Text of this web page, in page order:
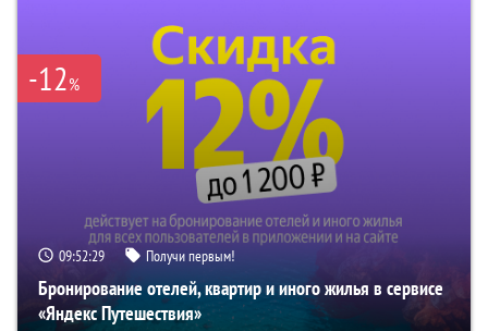
-12%
09:52:28 Получи первым!
Бронирование отелей, квартир и иного жилья в сервисе
«Яндекс Путешествия»